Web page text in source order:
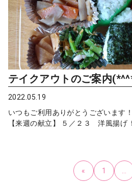
テイクアウトのご案内
2022.05.19
いつもご利用ありがとうございます
【来週の献立】 ５／２３ 洋風揚げ
« 1